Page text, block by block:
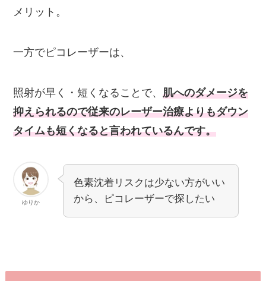
メリット。
一方でピコレーザーは、
照射が早く・短くなることで、肌へのダメージを
抑えられるので従来のレーザー治療よりもダウン
タイムも短くなると言われているんです。
ゆりか
色素沈着リスクは少ない方がいい
から、ピコレーザーで探したい